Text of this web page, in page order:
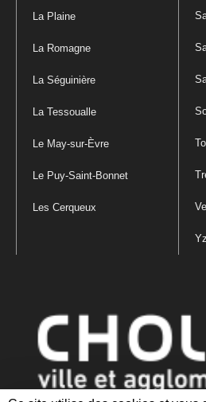
La Plaine
La Romagne
La Séguinière
La Tessoualle
Le May-sur-Èvre
Le Puy-Saint-Bonnet
Les Cerqueux